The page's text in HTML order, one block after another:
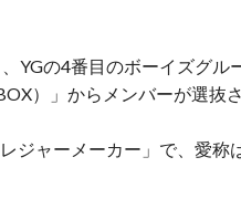
YGの4番目のボーイズグル
）」からメンバーが選抜
ジャーメーカー」で、愛称